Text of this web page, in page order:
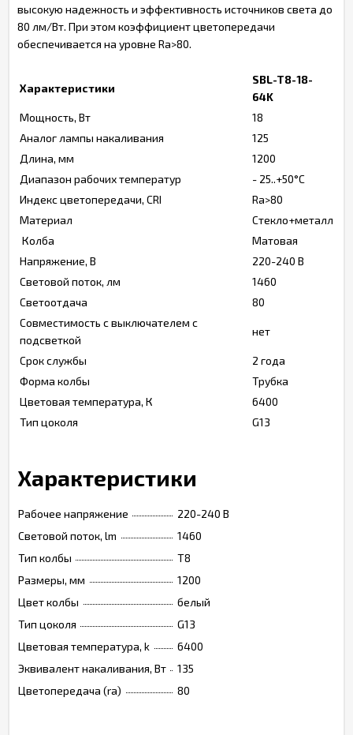
высокую надежность и эффективность источников света до
80 лм/Вт. При этом коэффициент цветопередачи
обеспечивается на уровне Ra>80.
Характеристики
SBL-T8-18-
64K
Мощность, Вт
18
Аналог лампы накаливания
125
Длина, мм
1200
Диапазон рабочих температур
- 25..+50°C
Индекс цветопередачи, CRI
Ra>80
Материал
Стекло+металл
Колба
Матовая
Напряжение, В
220-240 В
Световой поток, лм
1460
Светоотдача
80
Совместимость с выключателем с
подсветкой
нет
Срок службы
2 года
Форма колбы
Трубка
Цветовая температура, К
6400
Тип цоколя
G13
Характеристики
Рабочее напряжение
220-240 В
Световой поток, lm
1460
Тип колбы
T8
Размеры, мм
1200
Цвет колбы
белый
Тип цоколя
G13
Цветовая температура, k
6400
Эквивалент накаливания, Вт
135
Цветопередача (ra)
80